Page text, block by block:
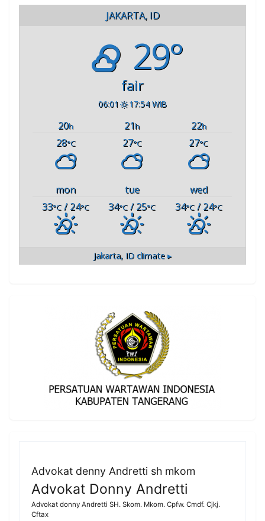
JAKARTA, ID
29°
fair
06:01 17:54 WIB
20h 21h 22h
28°C 27°C 27°C
mon tue
wed
33°C / 24°C 34°C / 25°C 34°C/ 24°C
Jakarta, ID climate ▸
Advokat denny Andretti sh mkom
Advokat Donny Andretti
Advokat donny Andretti SH. Skom. Mkom. Cpfw. Cmdf. Cjkj.
Cftax